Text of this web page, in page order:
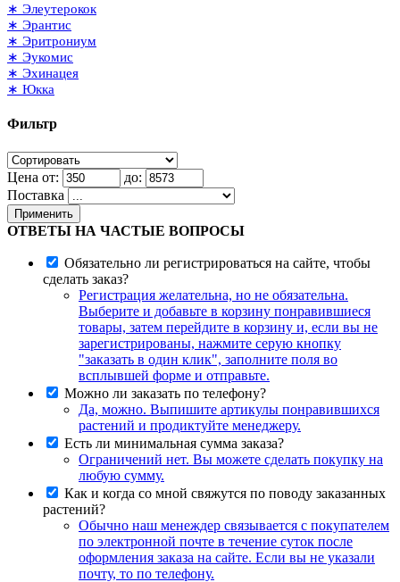
∗ Элеутерокок
∗ Эрантис
∗ Эритрониум
∗ Эукомис
∗ Эхинацея
∗ Юкка
Фильтр
Цена от:
до:
Поставка
Применить
ОТВЕТЫ НА ЧАСТЫЕ ВОПРОСЫ
Обязательно ли регистрироваться на сайте, чтобы
сделать заказ?
Регистрация желательна, но не обязательна.
Выберите и добавьте в корзину понравившиеся
товары, затем перейдите в корзину и, если вы не
зарегистрированы, нажмите серую кнопку
"заказать в один клик", заполните поля во
всплывшей форме и отправьте.
Можно ли заказать по телефону?
Да, можно. Выпишите артикулы понравившихся
растений и продиктуйте менеджеру.
Есть ли минимальная сумма заказа?
Ограничений нет. Вы можете сделать покупку на
любую сумму.
Как и когда со мной свяжутся по поводу заказанных
растений?
Обычно наш менеждер связывается с покупателем
по электронной почте в течение суток после
оформления заказа на сайте. Если вы не указали
почту, то по телефону.